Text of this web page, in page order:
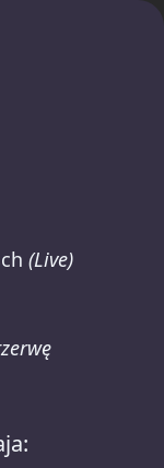
x LANNA
(Live)